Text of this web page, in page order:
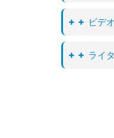
ビデ
ライ